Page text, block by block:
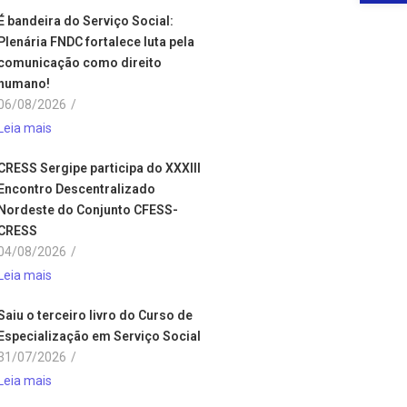
bandeira do Serviço Social:
FNDC fortalece luta pela
como direito
08/2026 /
mais
Sergipe participa do XXXIII
Descentralizado
do Conjunto CFESS-
08/2026 /
mais
o terceiro livro do Curso de
em Serviço Social
07/2026 /
mais